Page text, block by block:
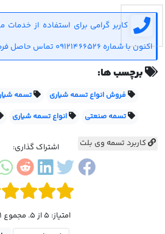
کاربر گرامی برای استفاده از
اکنون با شماره 09121466526 تماس حاصل فرمایید.
برچسب ها:
فروش انواع تسمه شیاری تسمه
تسمه صنعتی
انواع تسمه شیاری
کاربرد تسمه وی بلت اشتراک گذاری:
امتیاز: 5 از 5. مجموع 1 رای